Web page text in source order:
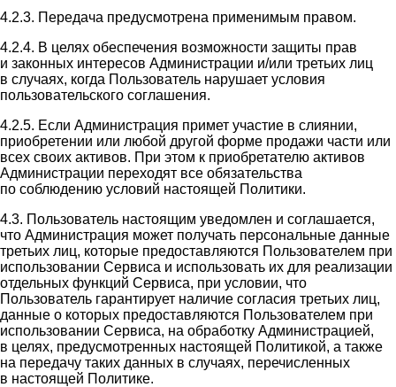
4.2.3. Передача предусмотрена применимым правом.
4.2.4. В целях обеспечения возможности защиты прав
и законных интересов Администрации и/или третьих лиц
в случаях, когда Пользователь нарушает условия
пользовательского соглашения.
4.2.5. Если Администрация примет участие в слиянии,
приобретении или любой другой форме продажи части или
всех своих активов. При этом к приобретателю активов
Администрации переходят все обязательства
по соблюдению условий настоящей Политики.
4.3. Пользователь настоящим уведомлен и соглашается,
что Администрация может получать персональные данные
третьих лиц, которые предоставляются Пользователем при
использовании Сервиса и использовать их для реализации
отдельных функций Сервиса, при условии, что
Пользователь гарантирует наличие согласия третьих лиц,
данные о которых предоставляются Пользователем при
использовании Сервиса, на обработку Администрацией,
в целях, предусмотренных настоящей Политикой, а также
на передачу таких данных в случаях, перечисленных
в настоящей Политике.